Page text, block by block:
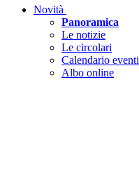
Novità
Panoramica
Le notizie
Le circolari
Calendario eventi
Albo online